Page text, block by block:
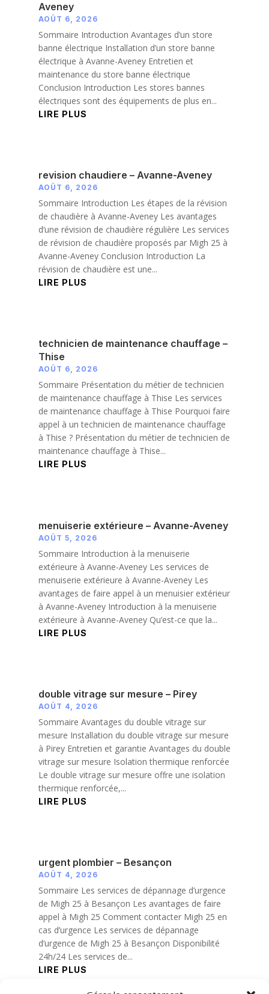
Aveney
AOÛT 6, 2026
Sommaire Introduction Avantages d’un store
banne électrique Installation d’un store banne
électrique à Avanne-Aveney Entretien et
maintenance du store banne électrique
Conclusion Introduction Les stores bannes
électriques sont des équipements de plus en...
LIRE PLUS
revision chaudiere – Avanne-Aveney
AOÛT 6, 2026
Sommaire Introduction Les étapes de la révision
de chaudière à Avanne-Aveney Les avantages
d’une révision de chaudière régulière Les services
de révision de chaudière proposés par Migh 25 à
Avanne-Aveney Conclusion Introduction La
révision de chaudière est une...
LIRE PLUS
technicien de maintenance chauffage –
Thise
AOÛT 6, 2026
Sommaire Présentation du métier de technicien
de maintenance chauffage à Thise Les services
de maintenance chauffage à Thise Pourquoi faire
appel à un technicien de maintenance chauffage
à Thise ? Présentation du métier de technicien de
maintenance chauffage à Thise...
LIRE PLUS
menuiserie extérieure – Avanne-Aveney
AOÛT 5, 2026
Sommaire Introduction à la menuiserie
extérieure à Avanne-Aveney Les services de
menuiserie extérieure à Avanne-Aveney Les
avantages de faire appel à un menuisier extérieur
à Avanne-Aveney Introduction à la menuiserie
extérieure à Avanne-Aveney Qu’est-ce que la...
LIRE PLUS
double vitrage sur mesure – Pirey
AOÛT 4, 2026
Sommaire Avantages du double vitrage sur
mesure Installation du double vitrage sur mesure
à Pirey Entretien et garantie Avantages du double
vitrage sur mesure Isolation thermique renforcée
Le double vitrage sur mesure offre une isolation
thermique renforcée,...
LIRE PLUS
urgent plombier – Besançon
AOÛT 4, 2026
Sommaire Les services de dépannage d’urgence
de Migh 25 à Besançon Les avantages de faire
appel à Migh 25 Comment contacter Migh 25 en
cas d’urgence Les services de dépannage
d’urgence de Migh 25 à Besançon Disponibilité
24h/24 Les services de...
LIRE PLUS